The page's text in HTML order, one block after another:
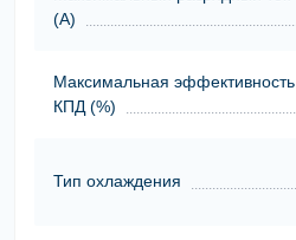
(А)
Максимальная эффективность
КПД (%)
Тип охлаждения